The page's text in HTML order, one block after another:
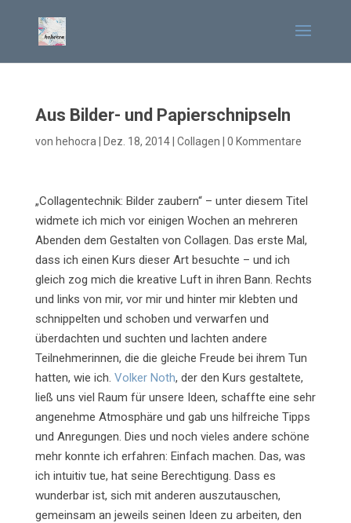
Aus Bilder- und Papierschnipseln
von hehocra Dez. 18, 2014| Collagen 0 Kommentare
„Collagentechnik: Bilder zaubern“ – unter diesem Titel
widmete ich mich vor einigen Wochen an mehreren
Abenden dem Gestalten von Collagen. Das erste Mal,
dass ich einen Kurs dieser Art besuchte – und ich
gleich zog mich die kreative Luft in ihren Bann. Rechts
und links von mir, vor mir und hinter mir klebten und
schnippelten und schoben und verwarfen und
überdachten und suchten und lachten andere
Teilnehmerinnen, die die gleiche Freude bei ihrem Tun
hatten, wie ich. Volker Noth, der den Kurs gestaltete,
ließ uns viel Raum für unsere Ideen, schaffte eine sehr
angenehme Atmosphäre und gab uns hilfreiche Tipps
und Anregungen. Dies und noch vieles andere schöne
mehr konnte ich erfahren: Einfach machen. Das, was
ich intuitiv tue, hat seine Berechtigung. Dass es
wunderbar ist, sich mit anderen auszutauschen,
gemeinsam an jeweils seinen Ideen zu arbeiten, den